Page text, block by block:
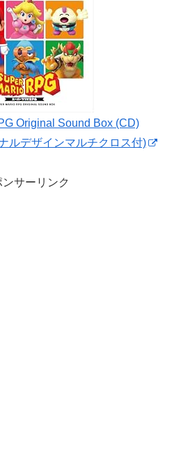
Original Sound Box (CD)
ルデザインマルチクロス付)
ンサーリンク